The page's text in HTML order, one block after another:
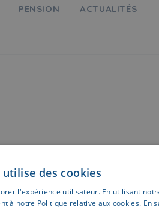
PENSION ACTUALITÉS
utilise des cookies
l'expérience utilisateur. En utilisant
à notre Politique relative aux cookies. En